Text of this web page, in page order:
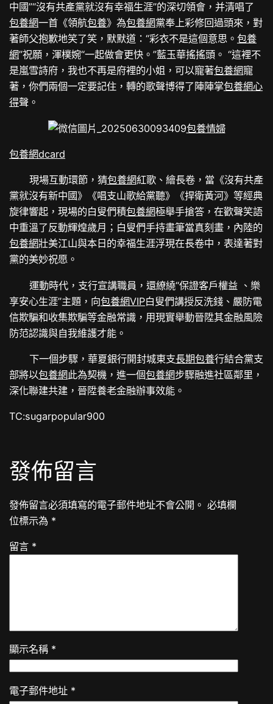
中國”“沒有共產黨就沒有幸福生涯”的深切領會，并清唱了
包養網一首《領航包養》為包養網黨奉上彩修回過頭來，對
著師父抱歉地笑了笑，默默道：“彩衣不是這個意思。包養
網”祝願，渾樸婉“一起做會更快。”藍玉華搖搖頭。 “這裡不
是嵐雪詩府，我也不再是府裡的小姐，可以寵著包養網寵
著，你們兩個一定要記住，轉的歌聲博得了陣陣掌包養網心
得聲。
包養情婦
包養網dcard
現場互動環節，猜包養網紅歌、繪長卷，當《沒有共產
黨就沒有新中國》《唱支山歌給黨聽》《捍衛黃河》等經典
旋律響起，現場的白叟們積包養網極舉手搶答，在歡聲笑語
中重溫了反動輝煌歲月；白叟們手持畫筆當真刻畫，內陸的
包養網壯美江山與本日的幸福生涯浮現在長卷中，表達著對
黨的美妙祝愿。
運動時代，支行宣講職員，還繚繞“保證客戶權益 、樂
享安心生涯”主題，向包養網VIP白叟們講授反洗錢、嚴防電
信欺騙和收集欺騙等金融常識，用現實舉動晉陞其金融風險
防范認識與自我維護才能。
下一個步驟，華夏銀行開封城東支長期包養行結合黨支
部將以包養網此為契機，進一個包養網步驟融進社區鄰里，
深化聯建共建，晉陞養老金融辦事效能。
TC:sugarpopular900
發佈留言
發佈留言必須填寫的電子郵件地址不會公開。 必填欄
位標示為 *
留言 *
顯示名稱 *
電子郵件地址 *